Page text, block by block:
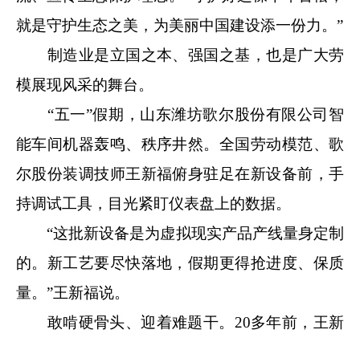
就是守护生态之美，为美丽中国建设添一份力。”
制造业是立国之本、强国之基，也是广大劳
模展现风采的舞台。
“五一”假期，山东潍坊歌尔股份有限公司智
能车间机器轰鸣、秩序井然。全国劳动模范、歌
尔股份装调技师王新福俯身驻足在新设备前，手
持调试工具，目光紧盯仪表盘上的数据。
“这批新设备是为虚拟现实产品产线量身定制
的。新工艺要尽快落地，假期更得抢进度、保质
量。”王新福说。
敢啃硬骨头、迎着难题干。20多年前，王新